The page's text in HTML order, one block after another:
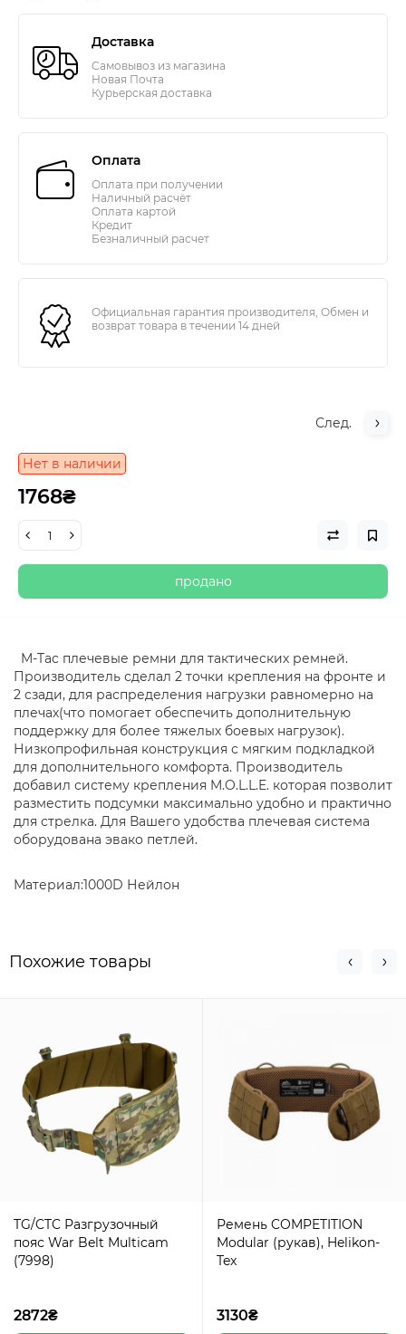
Доставка
Самовывоз из магазина
Новая Почта
Курьерская доставка
Оплата
Оплата при получении
Наличный расчёт
Оплата картой
Кредит
Безналичный расчет
Официальная гарантия производителя, Обмен и
возврат товара в течении 14 дней
След.
Нет в наличии
1768₴
продано
M-Tac плечевые ремни для тактических ремней.
Производитель сделал 2 точки крепления на фронте и
2 сзади, для распределения нагрузки равномерно на
плечах(что помогает обеспечить дополнительную
поддержку для более тяжелых боевых нагрузок).
Низкопрофильная конструкция с мягким подкладкой
для дополнительного комфорта. Производитель
добавил систему крепления M.O.L.L.E. которая позволит
разместить подсумки максимально удобно и практично
для стрелка. Для Вашего удобства плечевая система
оборудована эвако петлей.
Материал:1000D Нейлон
Похожие товары
TG/CTC Разгрузочный
пояс War Belt Multicam
(7998)
2872₴
Ремень COMPETITION
Modular (рукав), Helikon-
Tex
3130₴